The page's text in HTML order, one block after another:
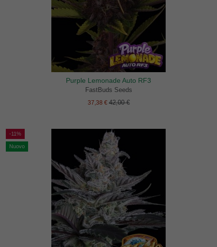
Purple Lemonade Auto RF3
FastBuds Seeds
37,38 €42,00 €
-11%
Nuovo